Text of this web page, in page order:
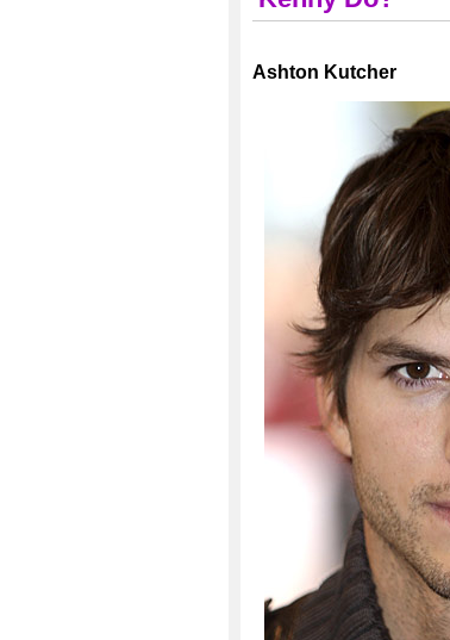
Ashton Kutcher